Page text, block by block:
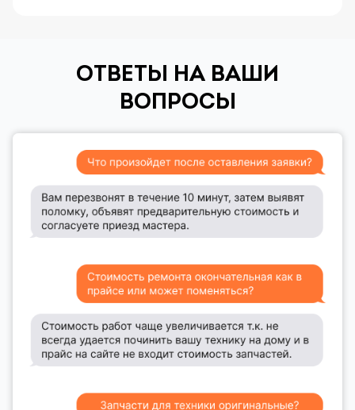
ОТВЕТЫ НА ВАШИ
ВОПРОСЫ